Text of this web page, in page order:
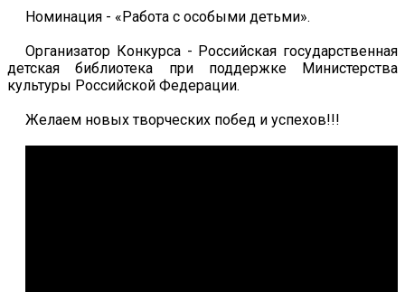
Номинация - «Работа с особыми детьми».
Организатор Конкурса - Российская государственная
детская библиотека при поддержке Министерства
культуры Российской Федерации.
Желаем новых творческих побед и успехов!!!